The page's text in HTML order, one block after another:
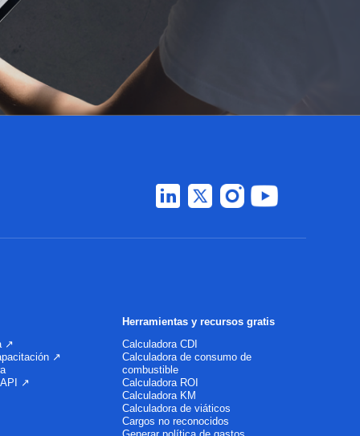
↗
↗
API ↗
Herramientas y recursos gratis
Calculadora CDI
Calculadora de consumo de
combustible
Calculadora ROI
Calculadora KM
Calculadora de viáticos
Cargos no reconocidos